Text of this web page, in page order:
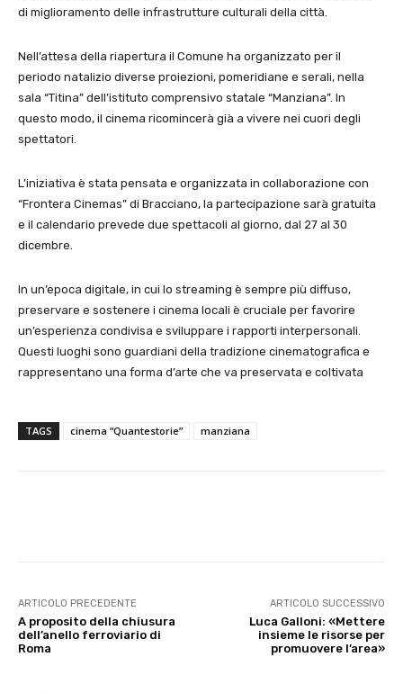
di miglioramento delle infrastrutture culturali della città.
Nell’attesa della riapertura il Comune ha organizzato per il
periodo natalizio diverse proiezioni, pomeridiane e serali, nella
sala “Titina” dell’istituto comprensivo statale “Manziana”. In
questo modo, il cinema ricomincerà già a vivere nei cuori degli
spettatori.
L’iniziativa è stata pensata e organizzata in collaborazione con
“Frontera Cinemas” di Bracciano, la partecipazione sarà gratuita
e il calendario prevede due spettacoli al giorno, dal 27 al 30
dicembre.
In un’epoca digitale, in cui lo streaming è sempre più diffuso,
preservare e sostenere i cinema locali è cruciale per favorire
un’esperienza condivisa e sviluppare i rapporti interpersonali.
Questi luoghi sono guardiani della tradizione cinematografica e
rappresentano una forma d’arte che va preservata e coltivata
TAGS cinema “Quantestorie” manziana
ARTICOLO PRECEDENTE
A proposito della chiusura
dell’anello ferroviario di
Roma
ARTICOLO SUCCESSIVO
Luca Galloni: «Mettere
insieme le risorse per
promuovere l’area»